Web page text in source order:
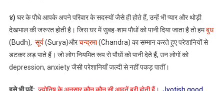
कमी
करते
हैं
४) घर के पौधे आपके अपने परिवार के सदस्यों जैसे ही होते हैं, उन्हें भी प्यार और थोड़ी
देखभाल की जरुरत होती है। जिस घर में सुबह-शाम पौधों को पानी दिया जाता है तो हमबुध
(Budh), सूर्य(Surya)औरचन्द्रमा(Chandra) का सम्मान करते हुए परेशानियों से
डटकर लड़ पाते हैं। जो लोग नियमित रूप से पौधों को पानी देते हैं, उन लोगों को
depression, anxiety जैसी परेशानियाँ जल्दी से नहीं पकड़ पातीं।